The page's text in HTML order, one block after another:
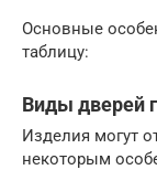
Основные
таблицу:
Виды дверей
Изделия могут
некоторым